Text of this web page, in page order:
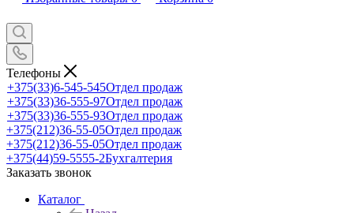
Телефоны
+375(33)6-545-545Отдел продаж
+375(33)36-555-97Отдел продаж
+375(33)36-555-93Отдел продаж
+375(212)36-55-05Отдел продаж
+375(212)36-55-05Отдел продаж
+375(44)59-5555-2Бухгалтерия
Заказать звонок
Каталог